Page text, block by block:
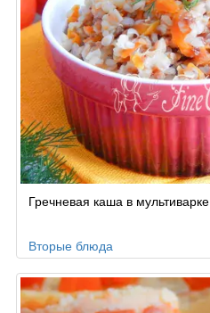
Гречневая каша в мультиварке
Вторые блюда